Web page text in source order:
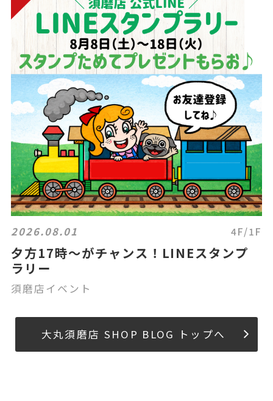
2026.08.01 4F/1F
夕方17時～がチャンス！LINEスタンプ
ラリー
須磨店イベント
大丸須磨店 SHOP BLOG トップへ